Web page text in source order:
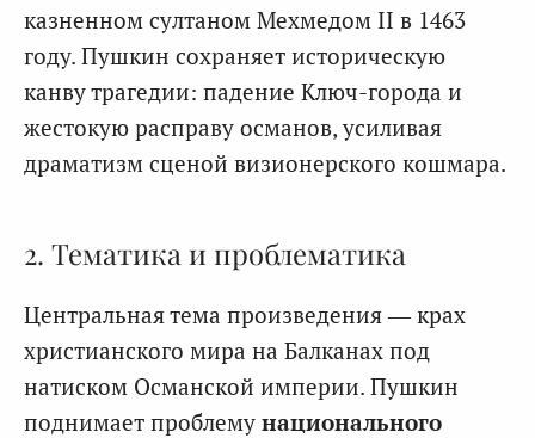
казненном султаном Мехмедом II в 1463
году. Пушкин сохраняет историческую
канву трагедии: падение Ключ-города и
жестокую расправу османов, усиливая
драматизм сценой визионерского кошмара.
2. Тематика и проблематика
Центральная тема произведения — крах
христианского мира на Балканах под
натиском Османской империи. Пушкин
поднимает проблему национального